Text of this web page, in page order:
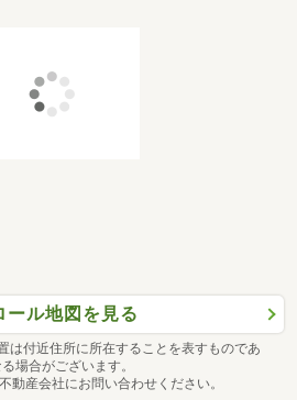
ール地図を見る
は付近住所に所在することを表すものであ
場合がございます。
動産会社にお問い合わせください。